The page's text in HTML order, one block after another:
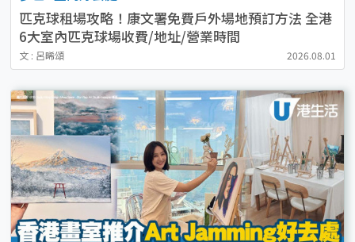
匹克球租場攻略！康文署免費戶外場地預訂方法 全港
6大室內匹克球場收費/地址/營業時間
文 : 呂晞頌 2026.08.01